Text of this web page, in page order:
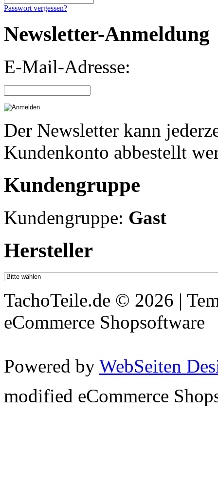
Passwort vergessen?
Newsletter-Anmeldung
E-Mail-Adresse:
Der Newsletter kann
Kundenkonto abbestellt
Kundengruppe
Kundengruppe: Gast
Hersteller
TachoTeile.de © 2026 |
eCommerce Shopsoftware
Powered by WebSeiten
modified eCommerce